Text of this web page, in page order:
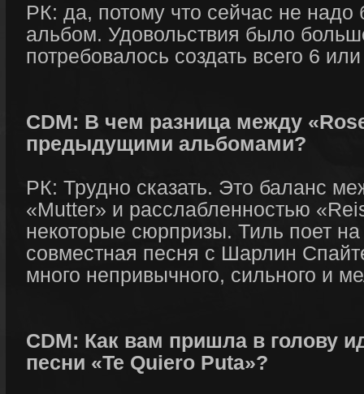
РК: да, потому что сейчас не надо
альбом. Удовольствия было
потребовалось создать всего 6
CDM: В чем разница между
предыдущими альбомами?
РК: Трудно сказать. Это баланс
«Mutter» и расслабленностью
некоторые сюрпризы. Тиль поет
совместная песня с Шарлин
много непривычного, сильного и
CDM: Как вам пришла в голову
песни «Te Quiero Puta»?